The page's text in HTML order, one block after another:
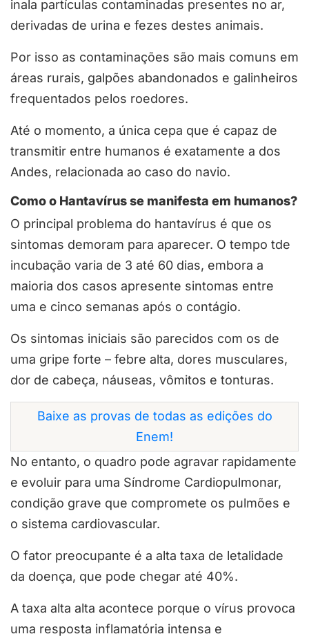
inala partículas contaminadas presentes no ar,
derivadas de urina e fezes destes animais.
Por isso as contaminações são mais comuns em
áreas rurais, galpões abandonados e galinheiros
frequentados pelos roedores.
Até o momento, a única cepa que é capaz de
transmitir entre humanos é exatamente a dos
Andes, relacionada ao caso do navio.
Como o Hantavírus se manifesta em humanos?
O principal problema do hantavírus é que os
sintomas demoram para aparecer. O tempo tde
incubação varia de 3 até 60 dias, embora a
maioria dos casos apresente sintomas entre
uma e cinco semanas após o contágio.
Os sintomas iniciais são parecidos com os de
uma gripe forte – febre alta, dores musculares,
dor de cabeça, náuseas, vômitos e tonturas.
Baixe as provas de todas as edições do
Enem!
No entanto, o quadro pode agravar rapidamente
e evoluir para uma Síndrome Cardiopulmonar,
condição grave que compromete os pulmões e
o sistema cardiovascular.
O fator preocupante é a alta taxa de letalidade
da doença, que pode chegar até 40%.
A taxa alta alta acontece porque o vírus provoca
uma resposta inflamatória intensa e